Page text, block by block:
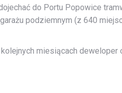
do Portu Popowice
podziemnym (z 640
miesiącach